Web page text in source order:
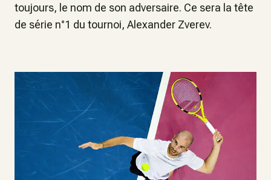
toujours, le nom de son adversaire. Ce sera la tête
de série n°1 du tournoi, Alexander Zverev.